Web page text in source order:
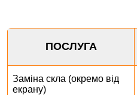
ПОСЛУГА
Заміна скла (окремо від
екрану)